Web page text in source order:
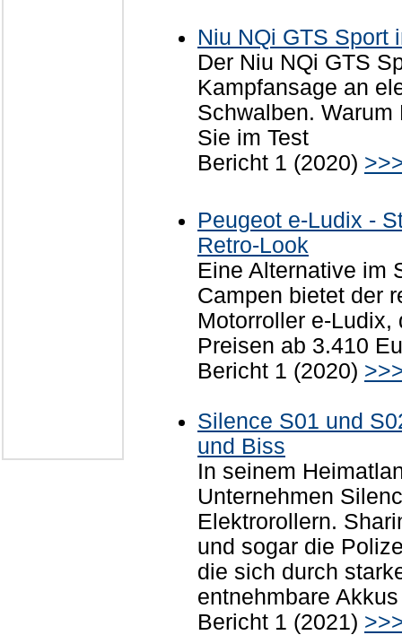
Niu NQi GTS Sport
Der Niu NQi GTS
Kampfansage an
Schwalben.
Sie im Test
Bericht 1 (2020)
Peugeot e-Ludix -
Retro-Look
Eine Alternative im
Campen bietet der
Motorroller e-
Preisen ab 3.410
Bericht 1 (2020)
Silence S01 und
und Biss
In seinem
Unternehmen
Elektrorollern.
und sogar die
die sich durch
entnehmbare
Bericht 1 (2021)